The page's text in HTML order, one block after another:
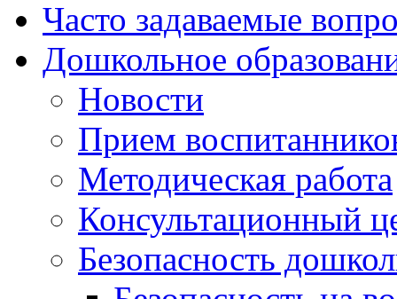
Часто задаваемые
Дошкольное
Новости
Прием
Методическая работа
Консультационный
Безопасность